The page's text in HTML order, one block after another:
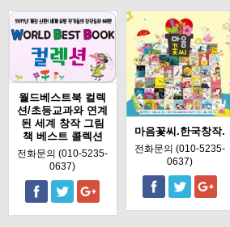
월드베스트북 컬렉
션/초등교과와 연계
된 세계 창작 그림
책 베스트 콜렉션
전화문의 (010-5235-
0637)
마음꽃씨.한국창작.
전화문의 (010-5235-
0637)